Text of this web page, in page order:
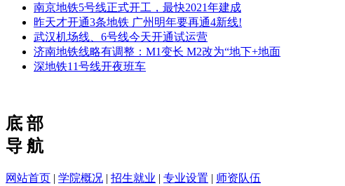
南京地铁5号线正式开工，最快2021年建成
昨天才开通3条地铁 广州明年要再通4新线!
武汉机场线、6号线今天开通试运营
济南地铁线略有调整：M1变长 M2改为“地下+地面
深地铁11号线开夜班车
底 部
导 航
网站首页 | 学院概况 | 招生就业 | 专业设置 | 师资队伍